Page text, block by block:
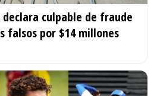
culpable de fraude
falsos por $14 millones